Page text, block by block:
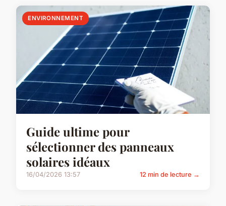
ENVIRONNEMENT
Guide ultime pour
sélectionner des panneaux
solaires idéaux
16/04/2026 13:57 12 min de lecture →